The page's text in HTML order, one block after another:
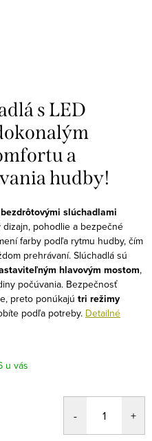
s LED
a
hudby!
bezdrôtovými slúchadlami
pohodlie a bezpečné
farby podľa rytmu hudby, čím
prehrávaní. Slúchadlá sú
hlavovým mostom,
počúvania. Bezpečnosť
preto ponúkajú tri režimy
podľa potreby. Detailné